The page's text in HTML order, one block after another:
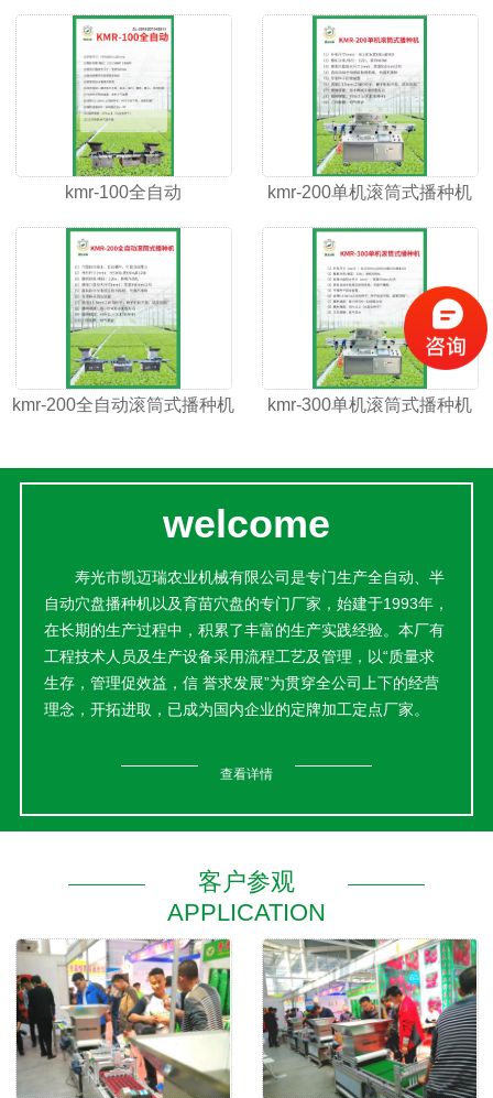
kmr-100全自动 kmr-200单机滚筒式播种机
kmr-200全自动滚筒式播种机 kmr-300单机滚筒式播种机
welcome
寿光市凯迈瑞农业机械有限公司是专门生产全自动、半
自动穴盘播种机以及育苗穴盘的专门厂家，始建于1993年，
在长期的生产过程中，积累了丰富的生产实践经验。本厂有
工程技术人员及生产设备采用流程工艺及管理，以“质量求
生存，管理促效益，信 誉求发展”为贯穿全公司上下的经营
理念，开拓进取，已成为国内企业的定牌加工定点厂家。
验中心检验合格；荣获中国保护消费者权益信 誉品牌、中国
心购物可信产品等荣誉称号；并由中国中轻产品质量保 障中
并与国内外大型园艺公司缔结良好的长期合作伙伴关
系。这里交通便利，信息发达，这里蔬菜种植历史悠久，生
产的产品贴近菜农，通过推广使用，采纳菜农的种植要求，
改进模具装备和生产工艺，增加产品强度，延长产品使用寿
命，降低产品成本，所开发的产品赢得了用户的好 评。
凯迈瑞愿与广大经销商和农民朋友一起，真诚合作，共
创美好未来！
查看详情
客户参观
APPLICATION